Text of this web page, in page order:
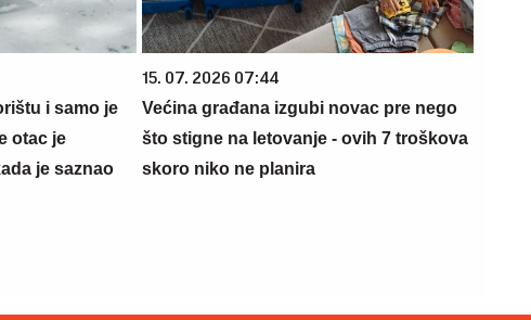
i samo je
otac je
je saznao
15. 07. 2026 07:44
Većina građana izgubi novac pre nego
što stigne na letovanje - ovih 7 troškova
skoro niko ne planira